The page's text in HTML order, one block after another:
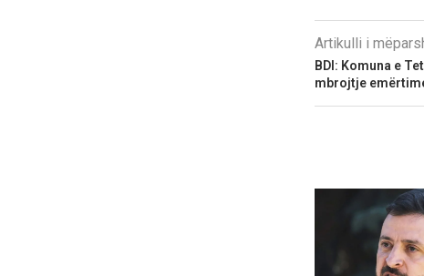
Artikulli i
BDI: Komuna e
mbrojtje